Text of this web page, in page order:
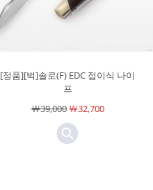
[정품][벅]솔로(F) EDC 접이식 나이
프
￦39,000￦32,700